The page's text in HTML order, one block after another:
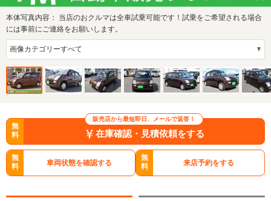
本体写真内容： 当店のおクルマは全車試乗可能です！試乗をご希望される場合
には事前にご連絡をお願いします。
販売店から最短即日、メールで返答！
無
料
在庫確認・見積依頼をする
無
料
車両状態を確認する
無
料
来店予約をする